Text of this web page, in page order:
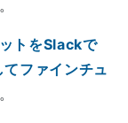
トをSlackで
ファインチュ